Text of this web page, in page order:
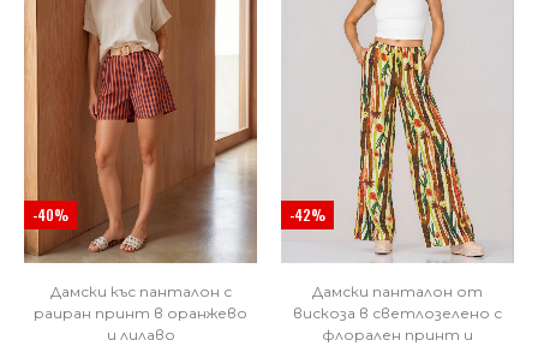
-40%
Дамски къс панталон с
раиран принт в оранжево
и лилаво
-42%
Дамски панталон от
вискоза в светлозелено с
флорален принт и